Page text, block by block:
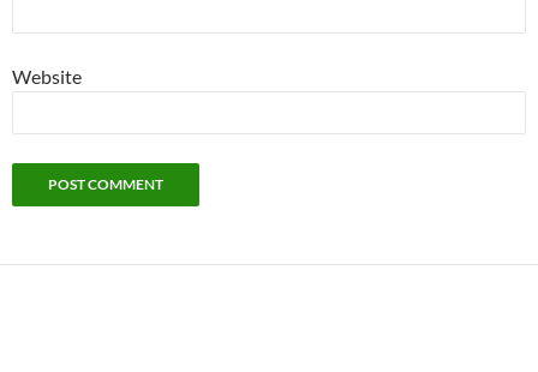
Website